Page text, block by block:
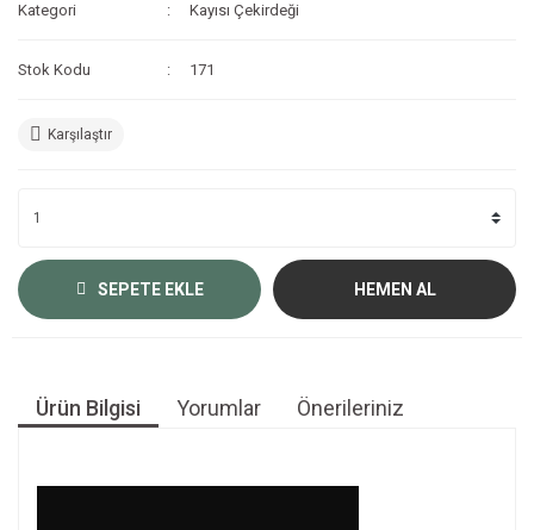
Kategori Kayısı Çekirdeği
Stok Kodu 171
Karşılaştır
SEPETE EKLE HEMEN AL
Ürün Bilgisi Yorumlar Önerileriniz